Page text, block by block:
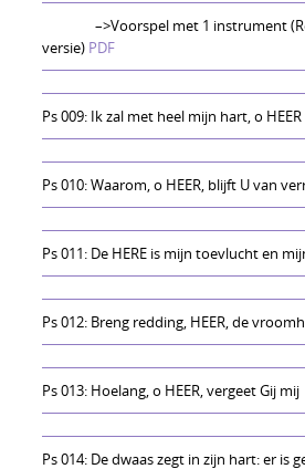
–>Voorspel met 1 instrument
versie) PDF
Ps 009: Ik zal met heel mijn hart, o HEER
Ps 010: Waarom, o HEER, blijft U van
Ps 011: De HERE is mijn toevlucht en
Ps 012: Breng redding, HEER, de
Ps 013: Hoelang, o HEER, vergeet Gij mij
Ps 014: De dwaas zegt in zijn hart: er is